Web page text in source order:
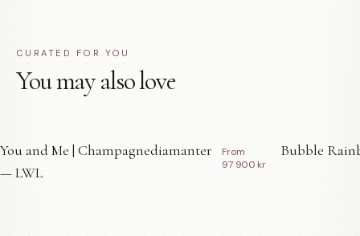
CURATED FOR YOU
You may also love
You and Me | Champagnediamanter
— LWL
From
97 900 kr
Bubble